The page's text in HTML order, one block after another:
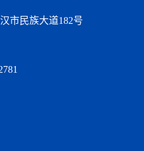
市民族大道182号